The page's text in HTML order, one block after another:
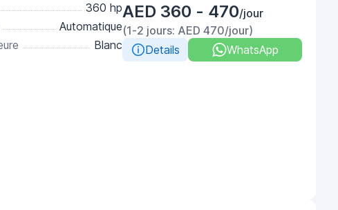
360 hp
Automatique
Blanc
AED 360 - 470/jour
(1-2 jours: AED 470/jour)
Details
WhatsApp